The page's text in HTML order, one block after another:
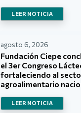
LEER NOTICIA
agosto 6, 2026
Fundación Ciepe
el 3er Congreso
fortaleciendo al
agroalimentario
LEER NOTICIA